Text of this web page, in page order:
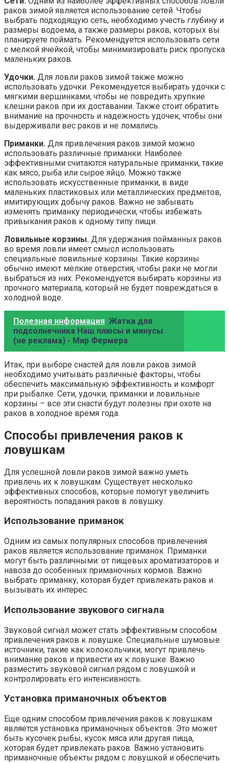
раков зимой является использование сетей. Чтобы
выбрать подходящую сеть, необходимо учесть глубину и
размеры водоема, а также размеры раков, которых вы
планируете поймать. Рекомендуется использовать сети
с мелкой ячейкой, чтобы минимизировать риск пропуска
маленьких раков.
Удочки. Для ловли раков зимой также можно
использовать удочки. Рекомендуется выбирать удочки с
мягкими вершинками, чтобы не повредить хрупкие
клешни раков при их доставании. Также стоит обратить
внимание на прочность и надежность удочек, чтобы они
выдерживали вес раков и не ломались.
Приманки. Для привлечения раков зимой можно
использовать различные приманки. Наиболее
эффективными считаются натуральные приманки, такие
как мясо, рыба или сырое яйцо. Можно также
использовать искусственные приманки, в виде
маленьких пластиковых или металлических предметов,
имитирующих добычу раков. Важно не забывать
изменять приманку периодически, чтобы избежать
привыкания раков к одному типу пищи.
Ловильные корзины. Для удержания пойманных раков
во время ловли имеет смысл использовать
специальные ловильные корзины. Такие корзины
обычно имеют мелкие отверстия, чтобы раки не могли
выбраться из них. Рекомендуется выбирать корзины из
прочного материала, который не будет повреждаться в
холодной воде.
Полезная информация Жатка для
подсолнечника Наш плюсы и минусы
(не реклама) - Мир Фермера
Итак, при выборе снастей для ловли раков зимой
необходимо учитывать различные факторы, чтобы
обеспечить максимальную эффективность и комфорт
при рыбалке. Сети, удочки, приманки и ловильные
корзины – все эти снасти будут полезны при охоте на
раков в холодное время года.
Способы привлечения раков к
ловушкам
Для успешной ловли раков зимой важно уметь
привлечь их к ловушкам. Существует несколько
эффективных способов, которые помогут увеличить
вероятность попадания раков в ловушку.
Использование приманок
Одним из самых популярных способов привлечения
раков является использование приманок. Приманки
могут быть различными: от пищевых ароматизаторов и
навоза до особенных приманочных кормов. Важно
выбрать приманку, которая будет привлекать раков и
вызывать их интерес.
Использование звукового сигнала
Звуковой сигнал может стать эффективным способом
привлечения раков к ловушке. Специальные шумовые
источники, такие как колокольчики, могут привлечь
внимание раков и привести их к ловушке. Важно
разместить звуковой сигнал рядом с ловушкой и
контролировать его интенсивность.
Установка приманочных объектов
Еще одним способом привлечения раков к ловушкам
является установка приманочных объектов. Это может
быть кусочек рыбы, кусок мяса или другая пища,
которая будет привлекать раков. Важно установить
приманочные объекты рядом с ловушкой и обеспечить